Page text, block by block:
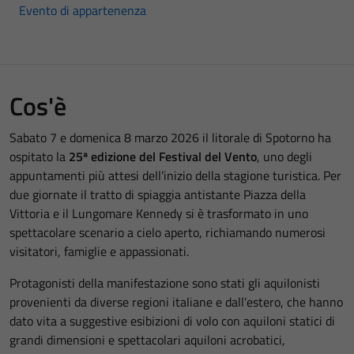
Evento di appartenenza
Cos'è
Sabato 7 e domenica 8 marzo 2026 il litorale di Spotorno ha
ospitato la 25ª edizione del Festival del Vento, uno degli
appuntamenti più attesi dell’inizio della stagione turistica. Per
due giornate il tratto di spiaggia antistante Piazza della
Vittoria e il Lungomare Kennedy si è trasformato in uno
spettacolare scenario a cielo aperto, richiamando numerosi
visitatori, famiglie e appassionati.
Protagonisti della manifestazione sono stati gli aquilonisti
provenienti da diverse regioni italiane e dall’estero, che hanno
dato vita a suggestive esibizioni di volo con aquiloni statici di
grandi dimensioni e spettacolari aquiloni acrobatici,